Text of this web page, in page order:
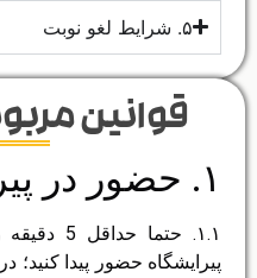
۵. شرایط لغو نوبت
قوانین
۱. حضور در پیرایشگاه
۱.۱. حتما